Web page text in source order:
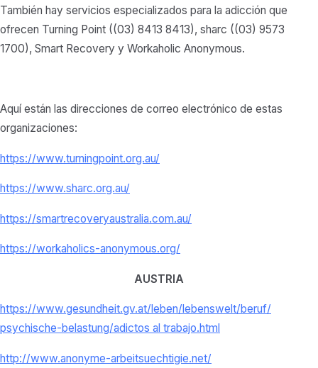
También hay servicios especializados para la adicción que
ofrecen Turning Point ((03) 8413 8413), sharc ((03) 9573
1700), Smart Recovery y Workaholic Anonymous.
Aquí están las direcciones de correo electrónico de estas
organizaciones:
https://www.turningpoint.org.au/
https://www.sharc.org.au/
https://smartrecoveryaustralia.com.au/
https://workaholics-anonymous.org/
AUSTRIA
https://www.gesundheit.gv.at/ leben/lebenswelt/beruf/
psychische-belastung/adictos al trabajo.html
http://www.anonyme-arbeitsuechtigie.net/